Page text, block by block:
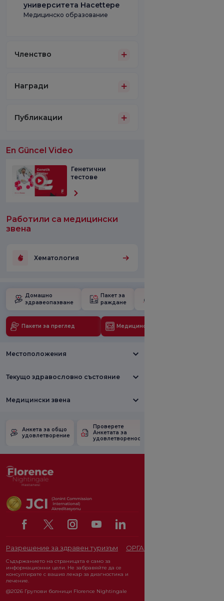
университета Hacettepe
Медицинско образование
Членство
Награди
Публикации
En Güncel Video
Генетични
тестове
Работили са медицински
звена
Хематология
Домашно
здравеопазване
Пакет за
раждане
Пакети за преглед Медицински технологии
Местоположения
Текущо здравословно състояние
Медицински звена
Анкета за общо
удовлетворение
Проверете
Анкетата за
удовлетвореност.
Разрешение за здравен туризъм ОРГАН ЗА ЗАЩИТА НА
Съдържанието на страницата е само за
информационни цели. Не забравяйте да се
консултирате с вашия лекар за диагностика и
лечение.
@2026 Групови болници Florence Nightingale